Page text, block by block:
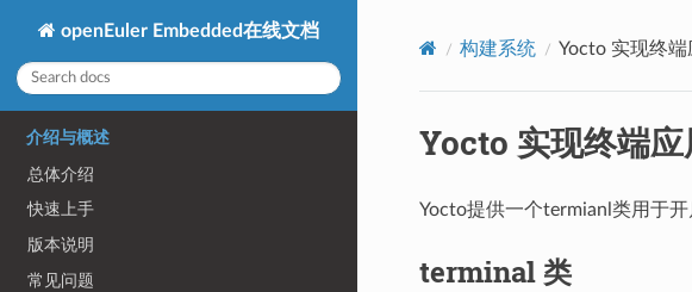
openEuler Embedded在线文档
介绍与概述
总体介绍
快速上手
版本说明
常见问题
构建系统 Yocto 实现终端
Yocto 实现终端应
Yocto提供一个termianl类用于
terminal 类